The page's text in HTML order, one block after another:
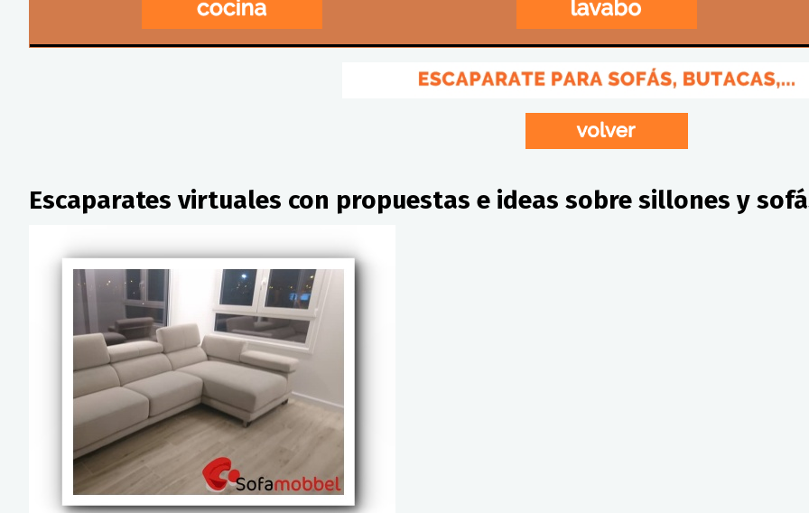
Escaparates virtuales con propuestas e ideas sobre sillones y